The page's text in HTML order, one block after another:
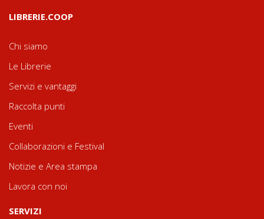
LIBRERIE.COOP
Chi siamo
Le Librerie
Servizi e vantaggi
Raccolta punti
Eventi
Collaborazioni e Festival
Notizie e Area stampa
Lavora con noi
SERVIZI